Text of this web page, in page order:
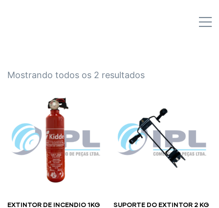
Mostrando todos os 2 resultados
EXTINTOR DE INCENDIO 1KG
SUPORTE DO EXTINTOR 2 KG